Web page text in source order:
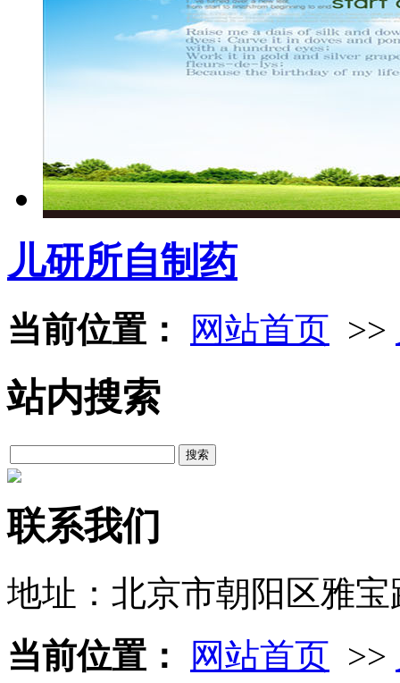
儿研所自制药
当前位置： 网站首页 >>
站内搜索
联系我们
地址：北京市朝阳区雅宝
当前位置：
网站首页 >>